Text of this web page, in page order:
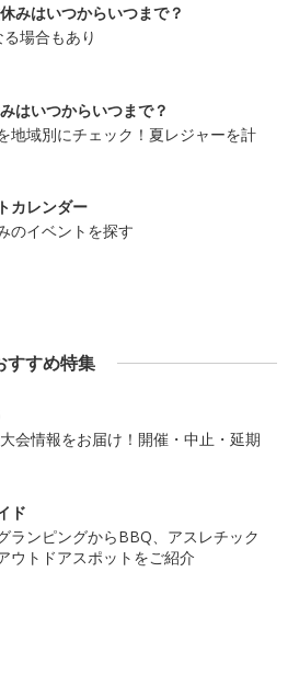
みはいつからいつまで？
場合もあり
はいつからいつまで？
地域別にチェック！夏レジャーを計
カレンダー
のイベントを探す
すすめ特集
会情報をお届け！開催・中止・延期
ド
ランピングからBBQ、アスレチック
ウトドアスポットをご紹介